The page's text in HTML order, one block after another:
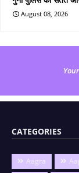
August 08, 2026
CATEGORIES
Aagra